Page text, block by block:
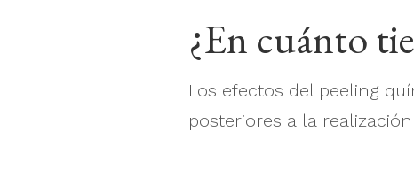
¿En cuánto
Los efectos del peeling
posteriores a la